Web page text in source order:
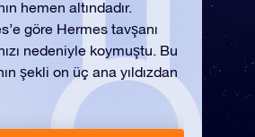
hemen altındadır.
göre Hermes tavşanı
nedeniyle koymuştu. Bu
şekli on üç ana yıldızdan